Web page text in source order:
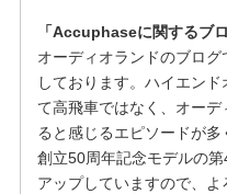
「Accuphaseに関するブロ
オーディオランドのブロ
しております。ハイエン
て高飛車ではなく、オー
ると感じるエピソードが多
創立50周年記念モデルの
アップしていますので、よ